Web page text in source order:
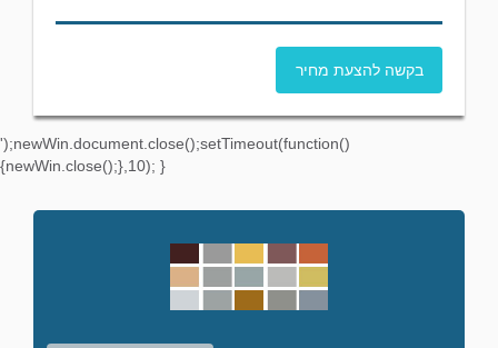
בקשה להצעת מחיר
');newWin.document.close();setTimeout(function()
{newWin.close();},10); }